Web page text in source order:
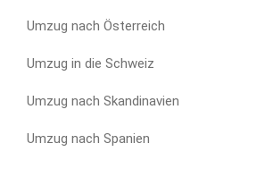
Umzug nach Österreich
Umzug in die Schweiz
Umzug nach Skandinavien
Umzug nach Spanien